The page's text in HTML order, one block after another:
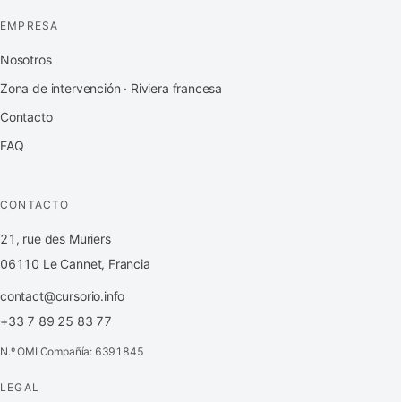
EMPRESA
Nosotros
Zona de intervención · Riviera francesa
Contacto
FAQ
CONTACTO
21, rue des Muriers
06110 Le Cannet, Francia
contact@cursorio.info
+33 7 89 25 83 77
N.º OMI Compañía: 6391845
LEGAL